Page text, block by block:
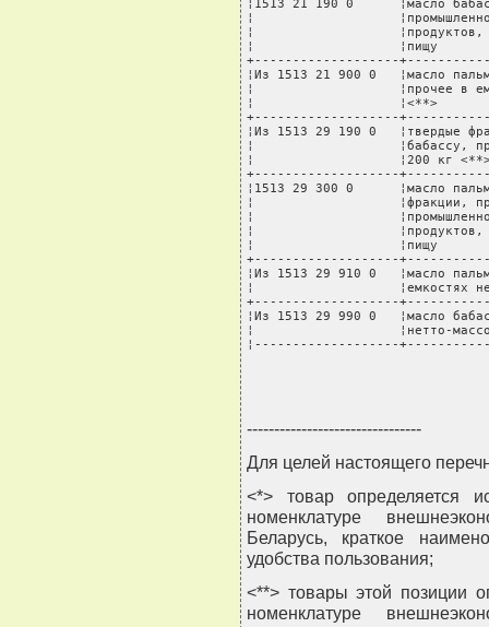
¦1513 21 190 0      ¦масло
¦                   ¦промышленного
¦                   ¦продуктов,
¦                   ¦пищу
+-------------------
¦Из 1513 21 900 0   ¦масло
¦                   ¦прочее в
¦                   ¦<**>
+-------------------
¦Из 1513 29 190 0   ¦твердые
¦                   ¦бабассу,
¦                   ¦200 кг
+-------------------
¦1513 29 300 0      ¦масло
¦                   ¦фракции,
¦                   ¦промышленного
¦                   ¦продуктов,
¦                   ¦пищу
+-------------------
¦Из 1513 29 910 0   ¦масло
¦                   ¦емкостях
+-------------------
¦Из 1513 29 990 0   ¦масло
¦                   ¦нетто-
¦-------------------
--------------------------------
Для целей настоящего
<*> товар определяется
номенклатуре
Беларусь, краткое
удобства пользования;
<**> товары этой позиции
номенклатуре